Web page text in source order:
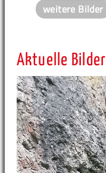
weitere Bilder
Aktuelle Bilder